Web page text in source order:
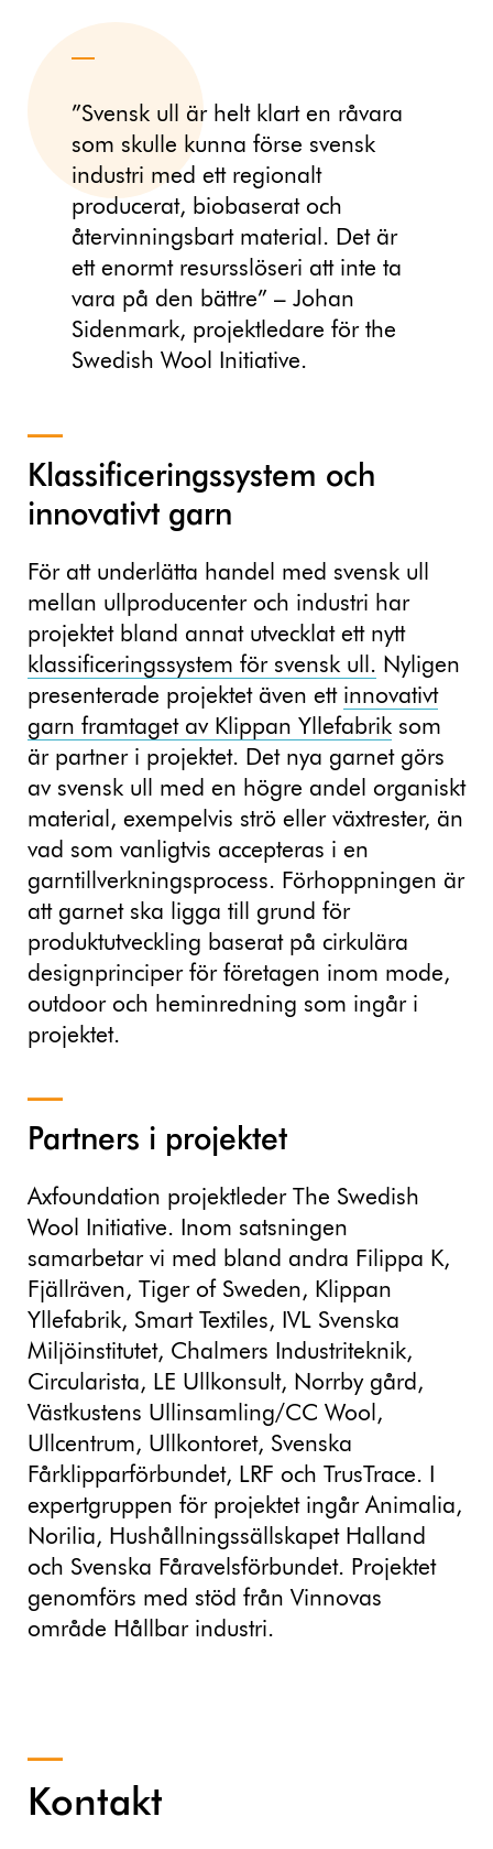
”Svensk ull är helt klart en råvara
som skulle kunna förse svensk
industri med ett regionalt
producerat, biobaserat och
återvinningsbart material. Det är
ett enormt resursslöseri att inte ta
vara på den bättre” – Johan
Sidenmark, projektledare för the
Swedish Wool Initiative.
Klassificeringssystem och
innovativt garn
För att underlätta handel med svensk ull
mellan ullproducenter och industri har
projektet bland annat utvecklat ett nytt
klassificeringssystem för svensk ull. Nyligen
presenterade projektet även ett innovativt
garn framtaget av Klippan Yllefabrik som
är partner i projektet. Det nya garnet görs
av svensk ull med en högre andel organiskt
material, exempelvis strö eller växtrester, än
vad som vanligtvis accepteras i en
garntillverkningsprocess. Förhoppningen är
att garnet ska ligga till grund för
produktutveckling baserat på cirkulära
designprinciper för företagen inom mode,
outdoor och heminredning som ingår i
projektet.
Partners i projektet
Axfoundation projektleder The Swedish
Wool Initiative. Inom satsningen
samarbetar vi med bland andra Filippa K,
Fjällräven, Tiger of Sweden, Klippan
Yllefabrik, Smart Textiles, IVL Svenska
Miljöinstitutet, Chalmers Industriteknik,
Circularista, LE Ullkonsult, Norrby gård,
Västkustens Ullinsamling/CC Wool,
Ullcentrum, Ullkontoret, Svenska
Fårklipparförbundet, LRF och TrusTrace. I
expertgruppen för projektet ingår Animalia,
Norilia, Hushållningssällskapet Halland
och Svenska Fåravelsförbundet. Projektet
genomförs med stöd från Vinnovas
område Hållbar industri.
Kontakt